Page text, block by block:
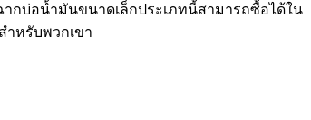
กบ่อน้ำมันขนาดเล็กประเภทนี้สามารถซื้อได้ใน
ำหรับพวกเขา